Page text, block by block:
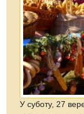
У суботу, 27